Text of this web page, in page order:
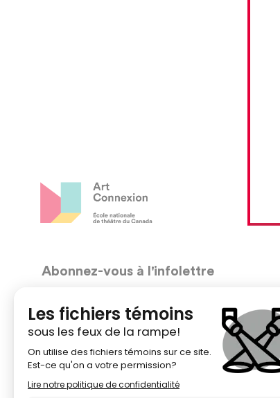
Abonnez-vous à l'infolettre
Nous vous enverrons des courriels occasionnels avec
les nouveaux ateliers et les nouveaux développements
de l’École nationale de théâtre.